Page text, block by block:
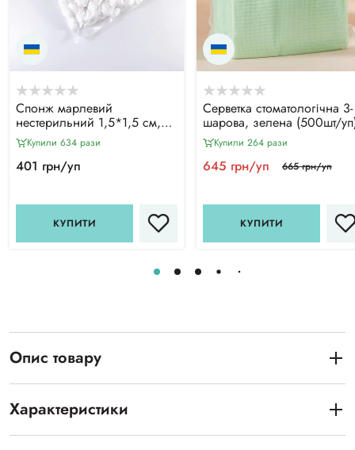
Спонж марлевий
нестерильний 1,5*1,5 см,
d=2,5 см (250 шт/уп)
Купили 634 рази
401 грн/уп
КУПИТИ
Серветка стоматологічна 3-
шарова, зелена (500шт/
Купили 264 рази
645 грн/уп 665 грн/уп
КУПИТИ
Опис товару
Характеристики